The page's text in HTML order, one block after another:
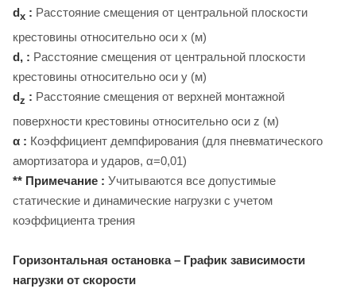
dx : Расстояние смещения от центральной плоскости
крестовины относительно оси x (м)
d, : Расстояние смещения от центральной плоскости
крестовины относительно оси y (м)
dz : Расстояние смещения от верхней монтажной
поверхности крестовины относительно оси z (м)
α : Коэффициент демпфирования (для пневматического
амортизатора и ударов, α=0,01)
** Примечание : Учитываются все допустимые
статические и динамические нагрузки с учетом
коэффициента трения
Горизонтальная остановка– График зависимости
нагрузки от скорости